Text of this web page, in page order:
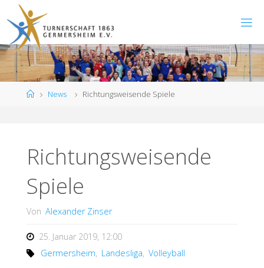
Inhalt
springen
StartNews Richtungsweisende Spiele
Richtungsweisende
Spiele
Von Alexander Zinser
25. Januar 2019, 12:00
Germersheim, Landesliga, Volleyball